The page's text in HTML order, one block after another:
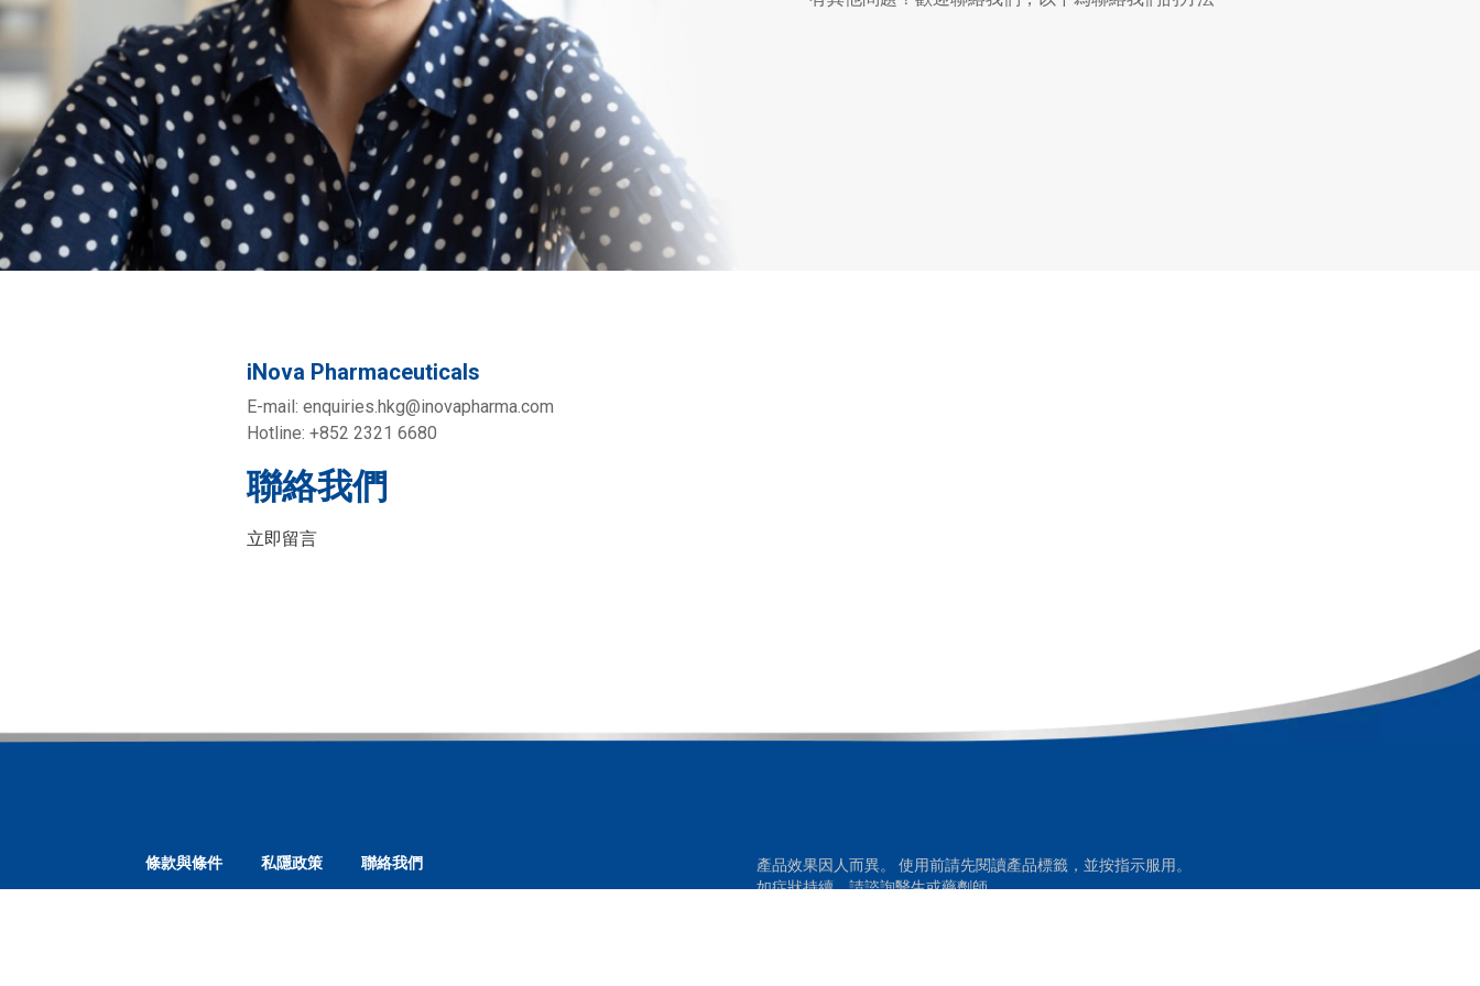
iNova Pharmaceuticals
E-mail: enquiries.hkg@inovapharma.com
Hotline: +852 2321 6680
聯絡我們
立即留言
條款與條件 私隱政策 聯絡我們
產品效果因人而異。 使用前請先閱讀產品標籤，並按指示服用。
如症狀持續，請諮詢醫生或藥劑師。